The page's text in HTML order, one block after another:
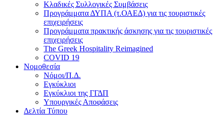
Κλαδικές Συλλογικές Συμβάσεις
Προγράμματα ΔΥΠΑ (τ.ΟΑΕΔ) για τις τουριστικές
επιχειρήσεις
Προγράμματα πρακτικής άσκησης για τις τουριστικές
επιχειρήσεις
The Greek Hospitality Reimagined
COVID 19
Νομοθεσία
Νόμοι/Π.Δ.
Εγκύκλιοι
Εγκύκλιοι της ΓΓΔΠ
Υπουργικές Αποφάσεις
Δελτία Τύπου